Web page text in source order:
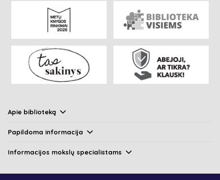
Apie biblioteką
Papildoma informacija
Informacijos mokslų specialistams